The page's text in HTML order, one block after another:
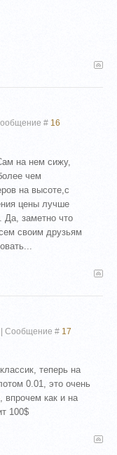
# 16
на нем сижу,
чем
на высоте,с
цены лучше
Да, заметно что
своим друзьям
| Сообщение # 17
теперь на
0.01, это очень
впрочем как и на
100$